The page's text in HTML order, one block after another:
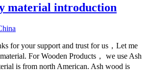
material introduction
for your support and trust for us，Let me
For Wooden Products， we use Ash
is from north American. Ash wood is